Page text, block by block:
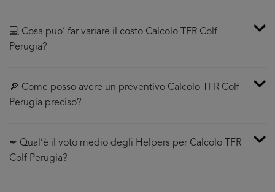
💻 Cosa puo’ far variare il costo Calcolo TFR Colf
Perugia?
🔎 Come posso avere un preventivo Calcolo TFR Colf
Perugia preciso?
✒ Qual’è il voto medio degli Helpers per Calcolo TFR
Colf Perugia?